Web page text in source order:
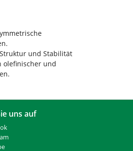
und Stabilität
olefinischer und
uns auf